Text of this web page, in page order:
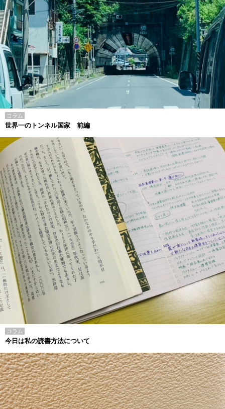
コラム
世界一のトンネル国家 前編
コラム
今日は私の読書方法について